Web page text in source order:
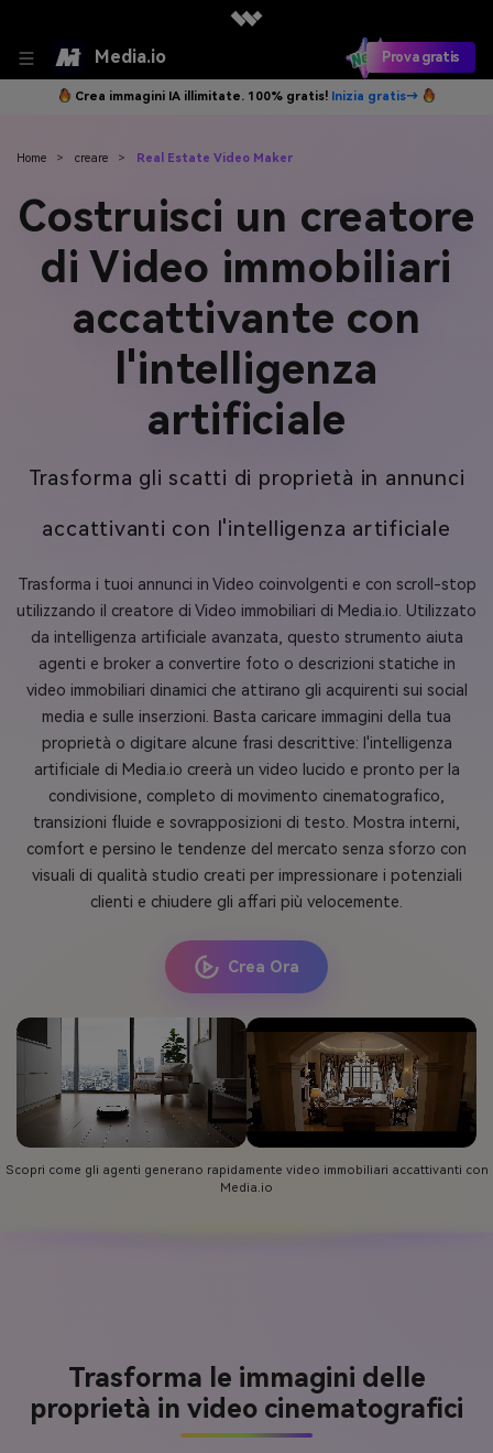
Media.io Prova gratis
Crea immagini IA illimitate. 100% gratis! Inizia gratis→
Home > creare > Real Estate Video Maker
Costruisci un creatore
di Video immobiliari
accattivante con
l'intelligenza
artificiale
Trasforma gli scatti di proprietà in annunci
accattivanti con l'intelligenza artificiale
Trasforma i tuoi annunci in Video coinvolgenti e con scroll-stop
utilizzando il creatore di Video immobiliari di Media.io. Utilizzato
da intelligenza artificiale avanzata, questo strumento aiuta
agenti e broker a convertire foto o descrizioni statiche in
video immobiliari dinamici che attirano gli acquirenti sui social
media e sulle inserzioni. Basta caricare immagini della tua
proprietà o digitare alcune frasi descrittive: l'intelligenza
artificiale di Media.io creerà un video lucido e pronto per la
condivisione, completo di movimento cinematografico,
transizioni fluide e sovrapposizioni di testo. Mostra interni,
comfort e persino le tendenze del mercato senza sforzo con
visuali di qualità studio creati per impressionare i potenziali
clienti e chiudere gli affari più velocemente.
Crea Ora
Scopri come gli agenti generano rapidamente video immobiliari accattivanti con
Media.io
Trasforma le immagini delle
proprietà in video cinematografici